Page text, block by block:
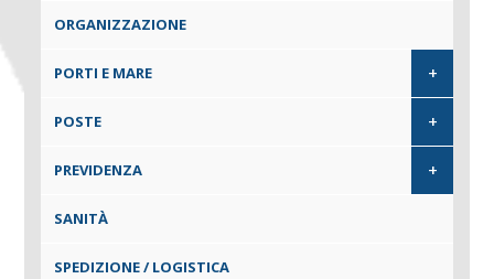
ORGANIZZAZIONE
PORTI E MARE +
POSTE +
PREVIDENZA +
SANITÀ
SPEDIZIONE / LOGISTICA